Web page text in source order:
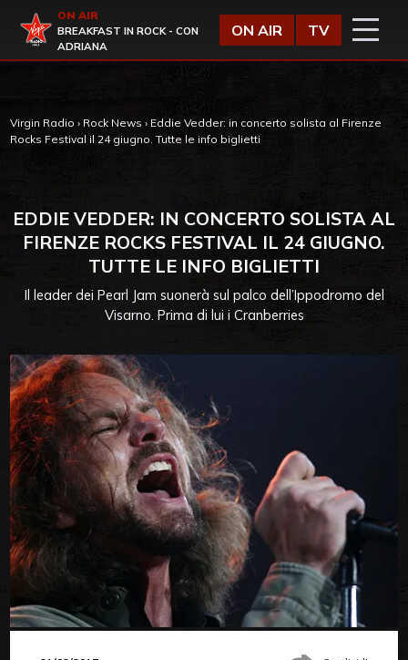
Virgin Radio
ON AIR
BREAKFAST IN ROCK - CON
ADRIANA
ON AIR TV
Virgin Radio › Rock News › Eddie Vedder: in concerto solista al Firenze
Rocks Festival il 24 giugno. Tutte le info biglietti
EDDIE VEDDER: IN CONCERTO SOLISTA AL
FIRENZE ROCKS FESTIVAL IL 24 GIUGNO.
TUTTE LE INFO BIGLIETTI
Il leader dei Pearl Jam suonerà sul palco dell’Ippodromo del
Visarno. Prima di lui i Cranberries